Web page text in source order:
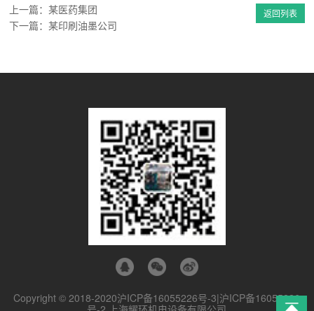
上一篇：某医药集团
下一篇：某印刷油墨公司
返回列表
Copyright © 2018-2020沪ICP备16055226号-3|沪ICP备16055226